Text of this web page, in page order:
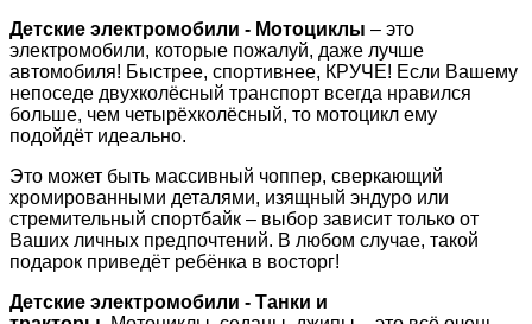
Детские электромобили - Мотоциклы – это
электромобили, которые пожалуй, даже лучше
автомобиля! Быстрее, спортивнее, КРУЧЕ! Если Вашему
непоседе двухколёсный транспорт всегда нравился
больше, чем четырёхколёсный, то мотоцикл ему
подойдёт идеально.
Это может быть массивный чоппер, сверкающий
хромированными деталями, изящный эндуро или
стремительный спортбайк – выбор зависит только от
Ваших личных предпочтений. В любом случае, такой
подарок приведёт ребёнка в восторг!
Детские электромобили - Танки и